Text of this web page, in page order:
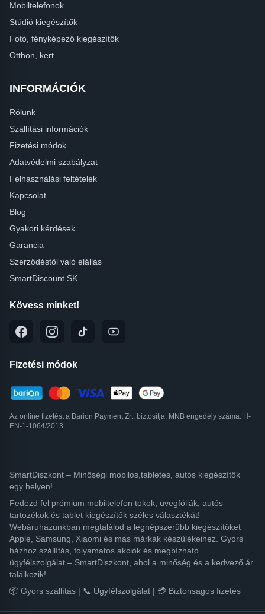
Mobiltelefonok
Stúdió kiegészítők
Fotó, fényképező kiegészítők
Otthon, kert
INFORMÁCIÓK
Rólunk
Szállítási információk
Fizetési módok
Adatvédelmi szabályzat
Felhasználási feltételek
Kapcsolat
Blog
Gyakori kérdések
Garancia
Szerződéstől való elállás
SmartDiscount SK
Kövess minket!
Fizetési módok
Az online fizetést a Barion Payment Zrt. biztosítja, MNB engedély száma: H-
EN-1-1064/2013
SmartDiszkont – Minőségi mobilos,tabletes, autós kiegészítők
egy helyen!
Fedezd fel prémium mobiltelefon tokok, üvegfóliák, autós
tartozékok és tablet kiegészítők széles választékát!
Webáruházunkban megtalálod a legnépszerűbb kiegészítőket
Apple, Samsung, Xiaomi és más márkák készülékeihez. Gyors
házhoz szállítás, folyamatos akciók és megbízható
ügyfélszolgálat – SmartDiszkont, ahol a minőség és a kedvező ár
találkozik!
📦 Gyors szállítás | 📞 Ügyfélszolgálat | 💳 Biztonságos fizetés